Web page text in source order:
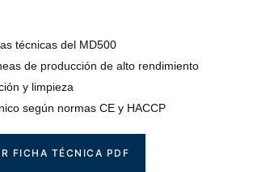
técnicas del MD500
de producción de alto rendimiento
y limpieza
según normas CE y HACCP
FICHA TÉCNICA PDF